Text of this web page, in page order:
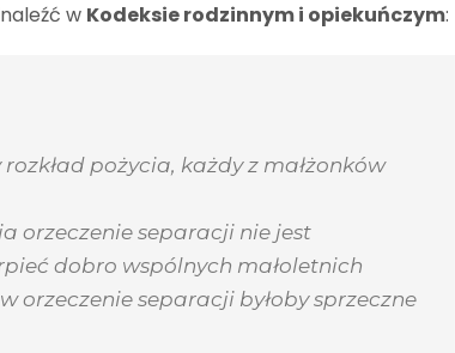
w Kodeksie rodzinnym i opiekuńczym:
rozkład pożycia, każdy z małżonków
orzeczenie separacji nie jest
dobro wspólnych małoletnich
orzeczenie separacji byłoby sprzeczne